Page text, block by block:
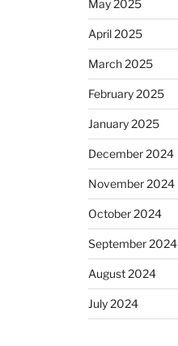
May 2025
April 2025
March 2025
February 2025
January 2025
December 2024
November 2024
October 2024
September 2024
August 2024
July 2024